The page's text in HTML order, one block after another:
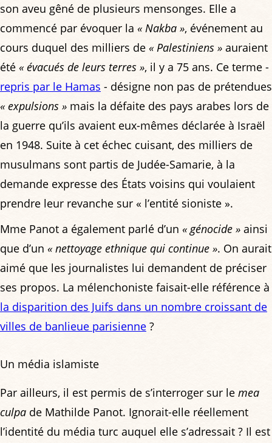
son aveu gêné de plusieurs mensonges. Elle a
commencé par évoquer la « Nakba », événement au
cours duquel des milliers de « Palestiniens » auraient
été « évacués de leurs terres », il y a 75 ans. Ce terme -
repris par le Hamas - désigne non pas de prétendues
« expulsions » mais la défaite des pays arabes lors de
la guerre qu’ils avaient eux-mêmes déclarée à Israël
en 1948. Suite à cet échec cuisant, des milliers de
musulmans sont partis de Judée-Samarie, à la
demande expresse des États voisins qui voulaient
prendre leur revanche sur « l’entité sioniste ».
Mme Panot a également parlé d’un « génocide » ainsi
que d’un « nettoyage ethnique qui continue ». On aurait
aimé que les journalistes lui demandent de préciser
ses propos. La mélenchoniste faisait-elle référence à
la disparition des Juifs dans un nombre croissant de
villes de banlieue parisienne ?
Un média islamiste
Par ailleurs, il est permis de s’interroger sur le mea
culpa de Mathilde Panot. Ignorait-elle réellement
l’identité du média turc auquel elle s’adressait ? Il est